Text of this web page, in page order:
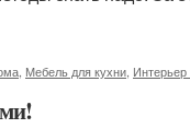
Мебель для кухни Интерьер